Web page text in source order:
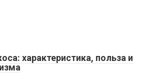
характеристика, польза и